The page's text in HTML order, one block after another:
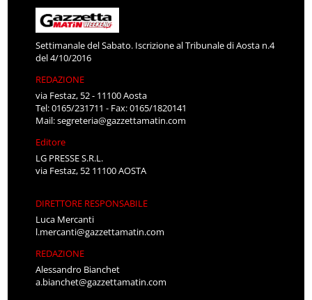
Settimanale del Sabato. Iscrizione al Tribunale di Aosta n.4
del 4/10/2016
REDAZIONE
via Festaz, 52 - 11100 Aosta
Tel: 0165/231711 - Fax: 0165/1820141
Mail:segreteria@gazzettamatin.com
Editore
LG PRESSE S.R.L.
via Festaz, 52 11100 AOSTA
DIRETTORE RESPONSABILE
Luca Mercanti
l.mercanti@gazzettamatin.com
REDAZIONE
Alessandro Bianchet
a.bianchet@gazzettamatin.com